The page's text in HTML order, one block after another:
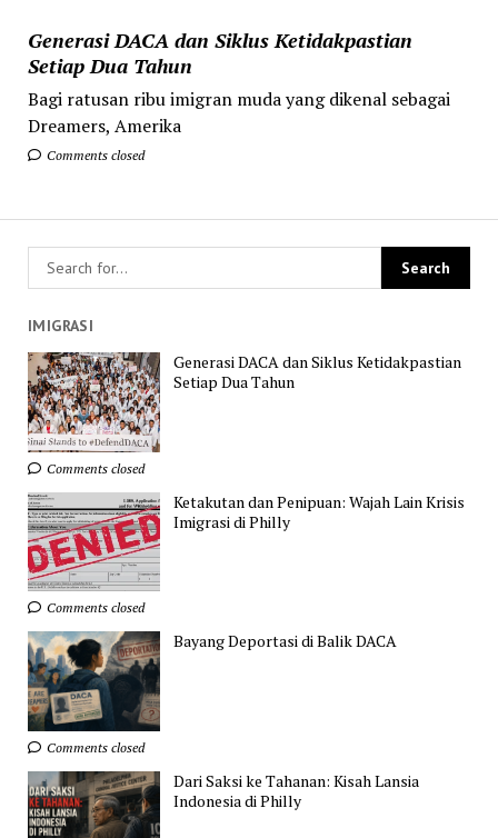
Generasi DACA dan Siklus Ketidakpastian
Setiap Dua Tahun
Bagi ratusan ribu imigran muda yang dikenal sebagai
Dreamers, Amerika
Comments closed
IMIGRASI
Generasi DACA dan Siklus Ketidakpastian
Setiap Dua Tahun
Comments closed
Ketakutan dan Penipuan: Wajah Lain Krisis
Imigrasi di Philly
Comments closed
Bayang Deportasi di Balik DACA
Comments closed
Dari Saksi ke Tahanan: Kisah Lansia
Indonesia di Philly